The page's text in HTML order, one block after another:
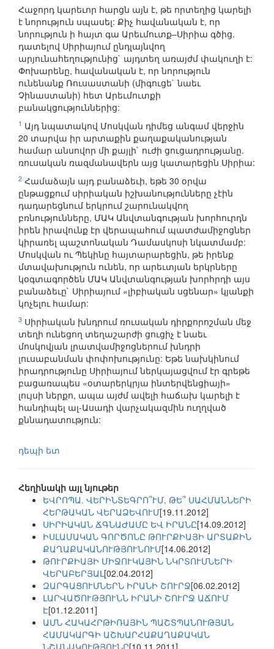
Հաջորդ կարեւոր հարցն այն է, թե որտեղից կարելի
է նորություն սպասել: Քիչ հավանական է, որ
նորություն ի հայտ գա Արեւմուտք–Սիրիա գծից.
դատելով Սիրիայում ընդլայնվող
արյունահեղությունից` այդտեղ առայժմ փակուղի է:
Փոխարենը, հավանական է, որ նորություն
ունենանք Ռուսաստանի (միգուցե` նաեւ
Չինաստանի) հետ Արեւմուտքի
բանակցություններից:
1 Այդ նպատակով Մոսկվան դիմեց անգամ վերջին
20 տարվա իր արտաքին քաղաքականության
համար անսովոր մի քայլի` ուժի ցուցադրությանը.
ռուսական ռազմանավերն այց կատարեցին Սիրիա:
2 Համաձայն այդ բանաձեւի, եթե 30 օրվա
ընթացքում սիրիական իշխանությունները չէին
դադարեցնում երկրում շարունակվող
բռնությունները, ՄԱԿ Անվտանգության խորհուրդն
իրեն իրավունք էր վերապահում պատժամիջոցներ
կիրառել պաշտոնական Դամասկոսի նկատմամբ:
Մոսկվան ու Պեկինը հայտարարեցին, թե իրենք
մտավախություն ունեն, որ արեւտյան երկրները
կօգտագործեն ՄԱԿ Անվտանգության խորհրդի այս
բանաձեւը` Սիրիայում «լիբիական սցենար» կյանքի
կոչելու համար:
3 Սիրիական խնդրում ռուսական դիրքորոշման մեջ
տեղի ունեցող տեղաշարժի ցուցիչ է նաեւ
մոսկովյան լրատվամիջոցներում խնդրի
լուսաբանման փոփոխությունը: Եթե նախկինում
իրադրությունը Սիրիայում ներկայացվում էր գրեթե
բացառապես «օտարերկրյա ինտերվենցիայի»
լույսի ներքո, ապա այժմ ավելի հաճախ կարելի է
հանդիպել ալ-Ասադի վարչակազմին ուղղված
քննադատություն:
դեպի ետ
Հեղինակի այլ նյութեր
ԵՎՐՈՊԱ. ՎԵՐԻՆՏԵԳՐՈ՞ՒՄ, ԹԵ՞ ՍԱՀՄԱՆՆԵՐԻ
ՀԵՐԹԱԿԱՆ ՎԵՐԱՁԵՎՈՒՄ[19.11.2012]
ՍԻՐԻԱԿԱՆ ՃԳՆԱԺԱՄԸ ԵՎ ԻՐԱՆԸ[14.09.2012]
ԻՍԼԱՄԱԿԱՆ ԳՈՐԾՈՆԸ ԹՈՒՐՔԻԱՅԻ ԱՐՏԱՔԻՆ
ՔԱՂԱՔԱԿԱՆՈՒԹՅՈՒՆՈՒՄ[14.06.2012]
ԹՈՒՐՔԻԱՅԻ ՄԻՋՈՒԿԱՅԻՆ ՆԿՐՏՈՒՄՆԵՐԻ
ՎԵՐԱԲԵՐՅԱԼ[02.04.2012]
ԶԱՐԳԱՑՈՒՄՆԵՐՆ ԻՐԱՆԻ ՇՈՒՐՋ[06.02.2012]
ԼԱՐՎԱԾՈՒԹՅՈՒՆՆ ԻՐԱՆԻ ՇՈՒՐՋ ԱՃՈՒՄ
Է[01.12.2011]
ԱՄՆ ՀԱԿԱՀՐԹԻՌԱՅԻՆ ՊԱՇՏՊԱՆՈՒԹՅԱՆ
ՀԱՄԱԿԱՐԳԻ ԱՇԽԱՐՀԱՔԱՂԱՔԱԿԱՆ